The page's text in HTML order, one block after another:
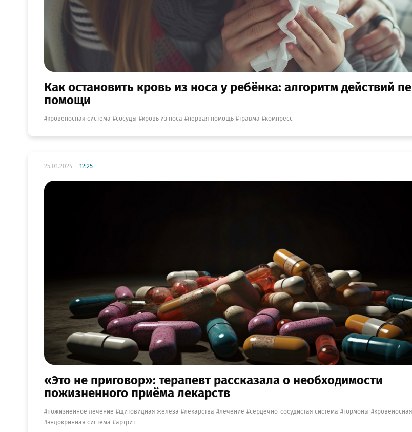
Как остановить кровь из носа у ребёнка: алгоритм действий
помощи
кровеносная система сосуды кровь из носа первая помощь травма компресс
25.01.2024 12:25
«Это не приговор»: терапевт рассказала о необходимости
пожизненного приёма лекарств
пожизненное лечение щитовидная железа лекарства лечение сердечно-сосудистая система гормоны
эндокринная система
артрит